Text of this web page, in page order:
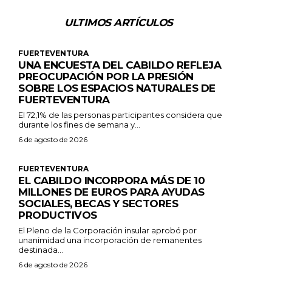
ULTIMOS ARTÍCULOS
FUERTEVENTURA
UNA ENCUESTA DEL CABILDO REFLEJA
PREOCUPACIÓN POR LA PRESIÓN
SOBRE LOS ESPACIOS NATURALES DE
FUERTEVENTURA
El 72,1% de las personas participantes considera que
durante los fines de semana y...
6 de agosto de 2026
FUERTEVENTURA
EL CABILDO INCORPORA MÁS DE 10
MILLONES DE EUROS PARA AYUDAS
SOCIALES, BECAS Y SECTORES
PRODUCTIVOS
El Pleno de la Corporación insular aprobó por
unanimidad una incorporación de remanentes
destinada...
6 de agosto de 2026